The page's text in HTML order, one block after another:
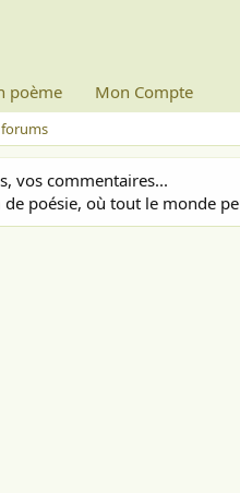
poème Mon Compte
forums
vos commentaires...
poésie, où tout le monde